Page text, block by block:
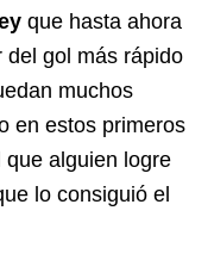
que hasta ahora
del gol más rápido
muchos
en estos primeros
alguien logre
lo consiguió el